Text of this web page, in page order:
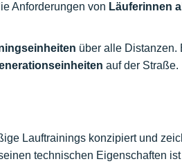
Anforderungen von Läuferinnen
über alle Distanzen.
auf der Straße.
Lauftrainings konzipiert und
technischen Eigenschaften